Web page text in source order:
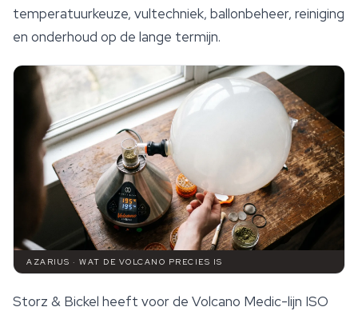
temperatuurkeuze, vultechniek, ballonbeheer, reiniging
en onderhoud op de lange termijn.
AZARIUS · WAT DE VOLCANO PRECIES IS
Storz & Bickel heeft voor de Volcano Medic-lijn ISO